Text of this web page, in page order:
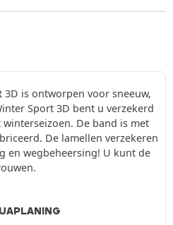
3D is ontworpen voor sneeuw,
Sport 3D bent u verzekerd
De band is met
De lamellen verzekeren
en wegbeheersing! U kunt de